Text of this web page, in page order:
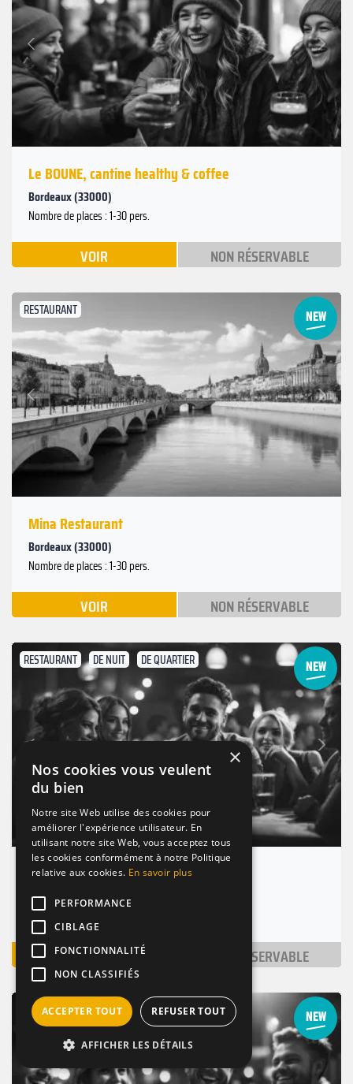
Précédent
Suivant
Le BOUNE, cantine healthy & coffee
Bordeaux (33000)
Nombre de places : 1-30 pers.
VOIR NON RÉSERVABLE
RESTAURANT
Précédent
Suivant
Mina Restaurant
Bordeaux (33000)
Nombre de places : 1-30 pers.
VOIR NON RÉSERVABLE
RESTAURANT DE NUIT DE QUARTIER
Suivant
L'assiette du coin
Bordeaux (33000)
Nombre de places : 1-30 pers.
VOIR NON RÉSERVABLE
BAR / RESTAURANT TAPAS VINS
×
Nos cookies vous veulent
du bien
Notre site Web utilise des cookies pour
améliorer l'expérience utilisateur. En
utilisant notre site Web, vous acceptez tous
les cookies conformément à notre Politique
relative aux cookies. En savoir plus
PERFORMANCE
CIBLAGE
FONCTIONNALITÉ
NON CLASSIFIÉS
ACCEPTER TOUT REFUSER TOUT
AFFICHER LES DÉTAILS